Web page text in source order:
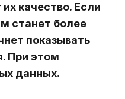
качество. Если
станет более
показывать
При этом
данных.